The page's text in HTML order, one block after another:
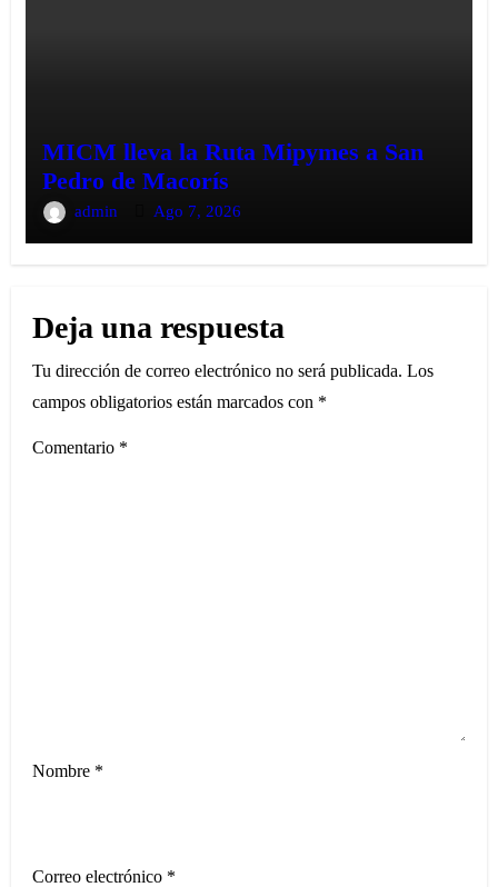
MICM lleva la Ruta Mipymes a San
Pedro de Macorís
admin Ago 7, 2026
Deja una respuesta
Tu dirección de correo electrónico no será publicada. Los
campos obligatorios están marcados con *
Comentario *
Nombre *
Correo electrónico *